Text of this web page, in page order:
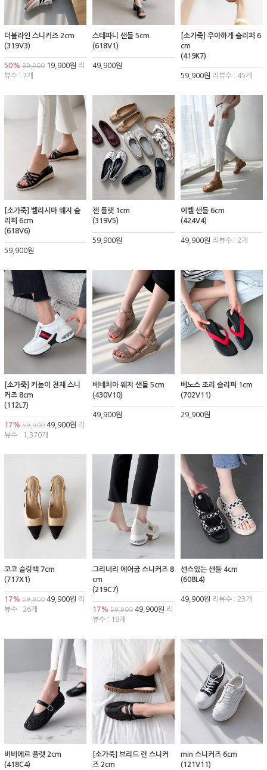
더블라인 스니커즈 2cm
(319V3)
50% 39,900 19,900원 리
뷰수 : 7개
스테파니 샌들 5cm
(618V1)
49,900원
[소가죽] 우아하게 슬리퍼 6
cm
(419K7)
59,900원 리뷰수 : 45개
[소가죽] 벨리시마 웨지 슬
리퍼 6cm
(618V6)
59,900원
젠 플랫 1cm
(319V5)
59,900원
이벨 샌들 6cm
(424V4)
49,900원 리뷰수 : 2개
[소가죽] 키높이 천재 스니
커즈 8cm
(112L7)
17% 59,900 49,900원 리
뷰수 : 1,370개
베네치아 웨지 샌들 5cm
(430V10)
49,900원
베노스 조리 슬리퍼 1cm
(702V11)
29,900원
코코 슬링백 7cm
(717X1)
17% 59,900 49,900원 리
뷰수 : 26개
그리너리 에어굽 스니커즈 8
cm
(219C7)
17% 59,90049,900원 리
뷰수 : 18개
센스있는 샌들 4cm
(608L4)
49,900원 리뷰수 : 23개
비비에르 플랫 2cm
(418C4)
[소가죽] 브리드 런 스니커
즈 2cm
min 스니커즈 6cm
(121V11)